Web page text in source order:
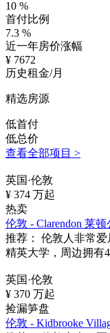
10 %
首付比例
7.3 %
近一年房价涨幅
¥ 7672
历史租金/月
精选房源
低首付
低总价
查看全部项目 >
英国·伦敦
¥ 374 万起
热卖
伦敦 - Clarendon 莱
推荐：
伦敦人非常
精英大学，周边拥有
英国·伦敦
¥ 370 万起
捡漏笋盘
伦敦 - Kidbrooke